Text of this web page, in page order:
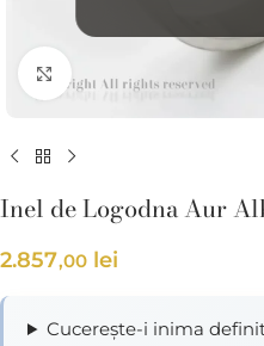
Click pentru a mări
Inel de Logodna Aur
2.857,00 lei
Cucerește-i inima